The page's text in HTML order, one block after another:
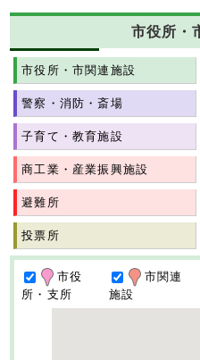
市役所・
市役所・市関連施設
警察・消防・斎場
子育て・教育施設
商工業・産業振興施設
避難所
投票所
市役
所・支所
市関連
施設